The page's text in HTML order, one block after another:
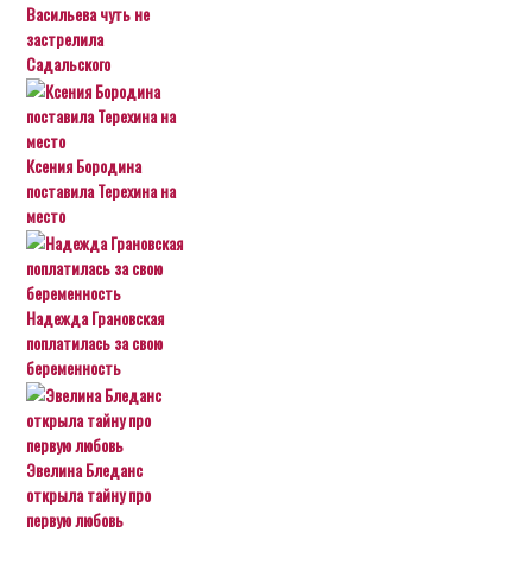
Васильева чуть не
застрелила
Садальского
Ксения Бородина
поставила Терехина на
место
Надежда Грановская
поплатилась за свою
беременность
Эвелина Бледанс
открыла тайну про
первую любовь